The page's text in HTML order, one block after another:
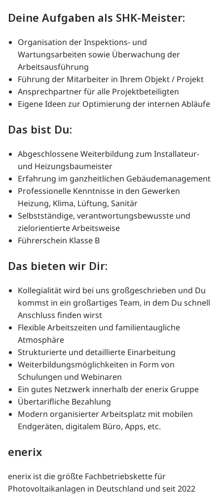
Deine Aufgaben als SHK-Meister:
Organisation der Inspektions- und
Wartungsarbeiten sowie Überwachung der
Arbeitsausführung
Führung der Mitarbeiter in Ihrem Objekt / Projekt
Ansprechpartner für alle Projektbeteiligten
Eigene Ideen zur Optimierung der internen Abläufe
Das bist Du:
Abgeschlossene Weiterbildung zum Installateur-
und Heizungsbaumeister
Erfahrung im ganzheitlichen Gebäudemanagement
Professionelle Kenntnisse in den Gewerken
Heizung, Klima, Lüftung, Sanitär
Selbstständige, verantwortungsbewusste und
zielorientierte Arbeitsweise
Führerschein Klasse B
Das bieten wir Dir:
Kollegialität wird bei uns großgeschrieben und Du
kommst in ein großartiges Team, in dem Du schnell
Anschluss finden wirst
Flexible Arbeitszeiten und familientaugliche
Atmosphäre
Strukturierte und detaillierte Einarbeitung
Weiterbildungsmöglichkeiten in Form von
Schulungen und Webinaren
Ein gutes Netzwerk innerhalb der enerix Gruppe
Übertarifliche Bezahlung
Modern organisierter Arbeitsplatz mit mobilen
Endgeräten, digitalem Büro, Apps, etc.
enerix
enerix ist die größte Fachbetriebskette für
Photovoltaikanlagen in Deutschland und seit 2022